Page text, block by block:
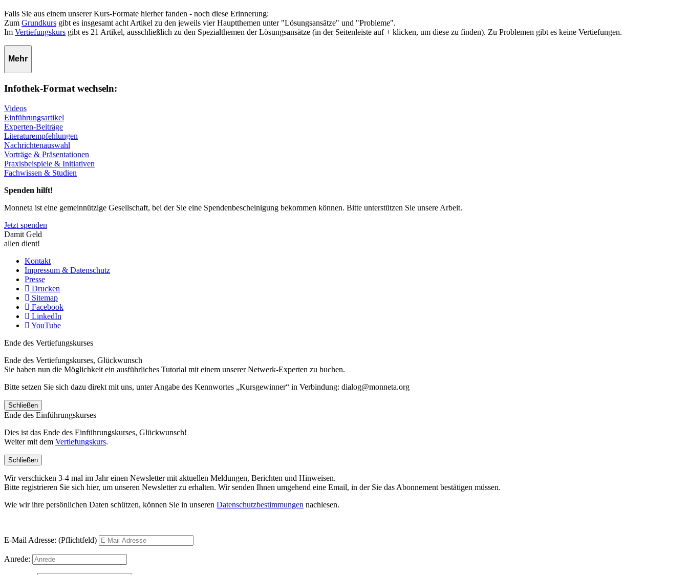
Falls Sie aus einem unserer Kurs-Formate hierher fanden - noch diese Erinnerung:
Zum Grundkurs gibt es insgesamt acht Artikel zu den jeweils vier Hauptthemen unter "Lösungsansätze" und "Probleme".
Im Vertiefungskurs gibt es 21 Artikel, ausschließlich zu den Spezialthemen der Lösungsansätze (in der Seitenleiste auf + klicken, um diese zu finden). Zu Problemen gibt es keine Vertiefungen.
Mehr
Infothek-Format wechseln:
Videos
Einführungsartikel
Experten-Beiträge
Literaturempfehlungen
Nachrichtenauswahl
Vorträge & Präsentationen
Praxisbeispiele & Initiativen
Fachwissen & Studien
Spenden hilft!
Monneta ist eine gemeinnützige Gesellschaft, bei der Sie eine Spendenbescheinigung bekommen können. Bitte unterstützen Sie unsere Arbeit.
Jetzt spenden
Damit Geld
allen dient!
Kontakt
Impressum & Datenschutz
Presse
Drucken
Sitemap
Facebook
LinkedIn
YouTube
Ende des Vertiefungskurses
Ende des Vertiefungskurses, Glückwunsch
Sie haben nun die Möglichkeit ein ausführliches Tutorial mit einem unserer Netwerk-Experten zu buchen.
Bitte setzen Sie sich dazu direkt mit uns, unter Angabe des Kennwortes „Kursgewinner“ in Verbindung: dialog@monneta.org
Schließen
Ende des Einführungskurses
Dies ist das Ende des Einführungskurses, Glückwunsch!
Weiter mit dem Vertiefungskurs.
Schließen
Wir verschicken 3-4 mal im Jahr einen Newsletter mit aktuellen Meldungen, Berichten und Hinweisen.
Bitte registrieren Sie sich hier, um unseren Newsletter zu erhalten. Wir senden Ihnen umgehend eine Email, in der Sie das Abonnement bestätigen müssen.
Wie wir ihre persönlichen Daten schützen, können Sie in unseren Datenschutzbestimmungen nachlesen.
E-Mail Adresse: (Pflichtfeld)
Anrede: